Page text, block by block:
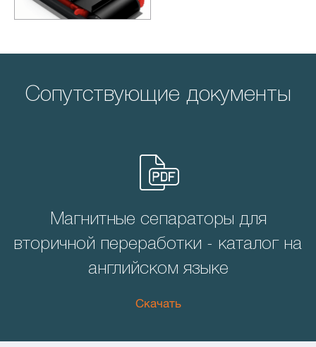
Сопутствующие документы
Магнитные сепараторы для
вторичной переработки - каталог на
английском языке
Скачать